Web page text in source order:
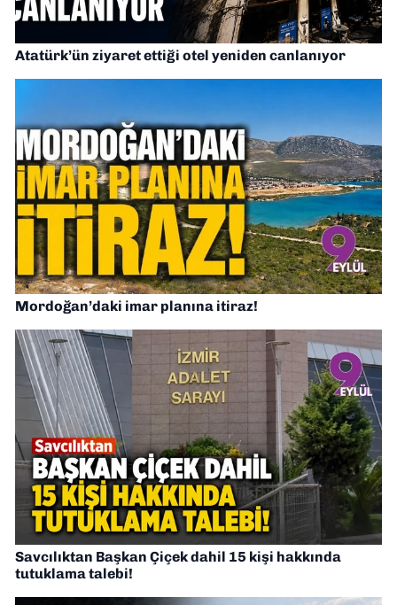
Atatürk’ün ziyaret ettiği otel yeniden canlanıyor
Mordoğan’daki imar planına itiraz!
Savcılıktan Başkan Çiçek dahil 15 kişi hakkında
tutuklama talebi!